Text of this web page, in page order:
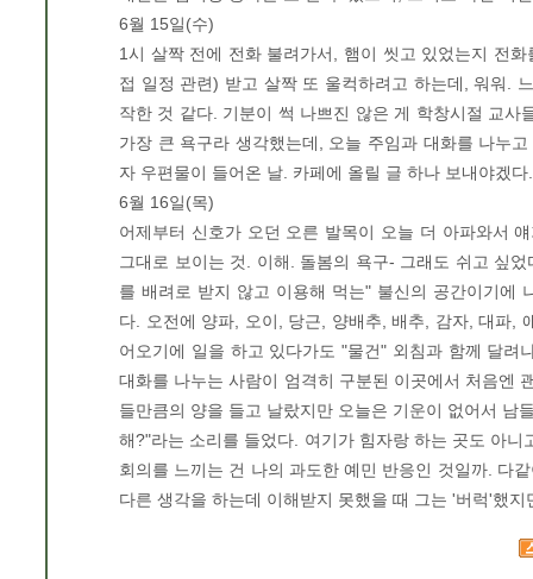
6월 15일(수)
1시 살짝 전에 전화 불려가서, 햄이 씻고 있었는지 전
접 일정 관련) 받고 살짝 또 울컥하려고 하는데, 워워.
작한 것 같다. 기분이 썩 나쁘진 않은 게 학창시절 교
가장 큰 욕구라 생각했는데, 오늘 주임과 대화를 나누
자 우편물이 들어온 날. 카페에 올릴 글 하나 보내야겠다.
6월 16일(목)
어제부터 신호가 오던 오른 발목이 오늘 더 아파와서
그대로 보이는 것. 이해. 돌봄의 욕구- 그래도 쉬고 싶
를 배려로 받지 않고 이용해 먹는" 불신의 공간이기에
다. 오전에 양파, 오이, 당근, 양배추, 배추, 감자, 대파,
어오기에 일을 하고 있다가도 "물건" 외침과 함께 달
대화를 나누는 사람이 엄격히 구분된 이곳에서 처음엔
들만큼의 양을 들고 날랐지만 오늘은 기운이 없어서
해?"라는 소리를 들었다. 여기가 힘자랑 하는 곳도 아
회의를 느끼는 건 나의 과도한 예민 반응인 것일까. 다
다른 생각을 하는데 이해받지 못했을 때 그는 '버럭'했